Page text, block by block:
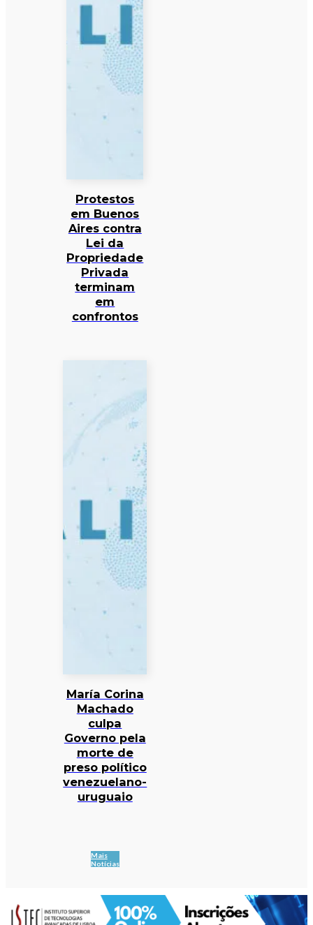
Protestos
em Buenos
Aires contra
Lei da
Propriedade
Privada
terminam
em
confrontos
María Corina
Machado
culpa
Governo pela
morte de
preso político
venezuelano-
uruguaio
Mais
Notícias